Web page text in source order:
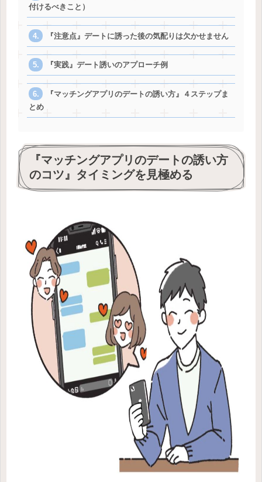
付けるべきこと）
『注意点』デートに誘った後の気配りは欠かせません
『実践』デート誘いのアプローチ例
『マッチングアプリのデートの誘い方』４ステップま
とめ
『マッチングアプリのデートの誘い方
のコツ』 タイミングを見極める